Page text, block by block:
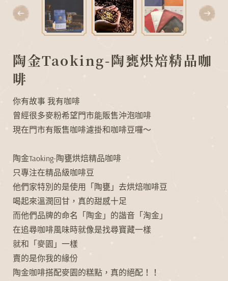
N
D
啡
陶金Taoking-陶甕烘焙精品咖
啡
你有故事 我有咖啡
曾經很多麥粉希望門市能販售沖泡咖啡
現在門市有販售咖啡濾掛和咖啡豆囉～
陶金Taoking-陶甕烘焙精品咖啡
只專注在精品級咖啡豆
他們家特別的是使用「陶甕」去烘焙咖啡豆
喝起來溫潤回甘，真的甜感十足
而他們品牌的命名「陶金」的諧音「淘金」
在追尋咖啡風味時就像是找尋寶藏一樣
就和「麥園」一樣
賣的是你我的緣份
陶金咖啡搭配麥園的糕點，真的絕配！！